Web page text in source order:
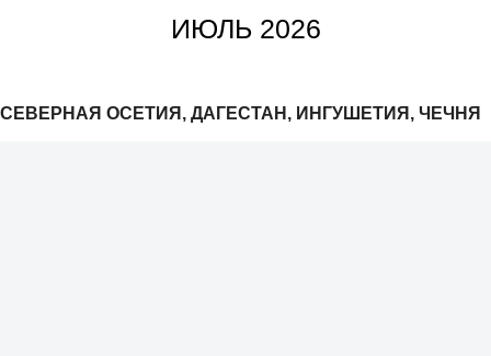
ИЮЛЬ 2026
СЕВЕРНАЯ ОСЕТИЯ, ДАГЕСТАН, ИНГУШЕТИЯ, ЧЕЧНЯ